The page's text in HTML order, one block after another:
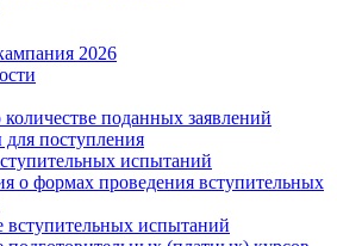
2026
поданных заявлений
поступления
испытаний
о формах проведения вступительных
вступительных испытаний